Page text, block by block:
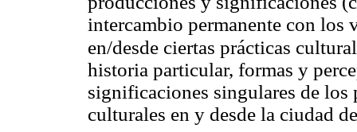
intercambio permanente con los
en/desde ciertas prácticas
historia particular, formas y
significaciones singulares de
culturales en y desde la ciudad